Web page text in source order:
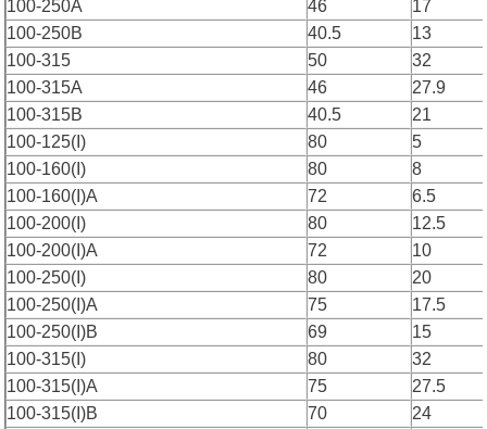
100-250A
46
17
100-250B
40.5
13
100-315
50
32
100-315A
46
27.9
100-315B
40.5
21
100-125(I)
80
5
100-160(I)
80
8
100-160(I)A
72
6.5
100-200(I)
80
12.5
100-200(I)A
72
10
100-250(I)
80
20
100-250(I)A
75
17.5
100-250(I)B
69
15
100-315(I)
80
32
100-315(I)A
75
27.5
100-315(I)B
70
24